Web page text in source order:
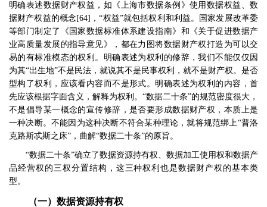
明确表述数据财产权益，如《上海市数据条例》使用数据权益、数
据财产权益的概念[64] ，“权益”就包括权利和利益。国家发展改革委
等部门制定了《国家数据标准体系建设指南》和《关于促进数据产
业高质量发展的指导意见》，都在力图将数据财产权打造为可以交
易的有标准模态的权利。明确表述为权利的修辞，我们不能仅仅因
为其“出生地”不是民法，就说其不是民事权利，就不是财产权。是否
型构了权利，应该看内容而不是形式。明确表述为权利的内容，首
先应该根据字面含义，解释为权利。 “数据二十条”的规范密度很大，
不是倡导某一概念的宣传修辞，是否要形成数据财产权，本质上是
一种决断。不能因为这种决断不符合某种理论，就将规范绑上“普洛
克路斯忒斯之床” ，曲解“数据二十条”的原旨。
“数据二十条”确立了数据资源持有权、数据加工使用权和数据产
品经营权的三权分置结构，这三种权利也是数据财产权的基本类
型。
（一）数据资源持有权